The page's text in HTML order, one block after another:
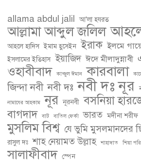
allama abdul jalil আ'লা হযরত
আল্লামা আব্দুল জলিল
আহলে হাদিস ইমাম হুসেইন ইরাক ইলমে
ইসলামের ইতিহাস ইয়াজিদ ঈদে মীলাদুন্নাবী
ওহাবীবাদ কান্জুল ঈমান কারবালা
জিন্দা নবী নবী দঃ নবী দঃ নূর
নামাযের আহকাম নূর নূরনবী বসনিয়া
বাগদাদ বাট বাতিল ফের্কা ভারত মদীনা শরীফ
মুসলিম বিশ্ব যে ভুমি মুসলমানদের
রাসুল দঃ শাহ নেয়ামত উল্লাহ শাহাদাত শিয়া
সালাফীবাদ স্পেন